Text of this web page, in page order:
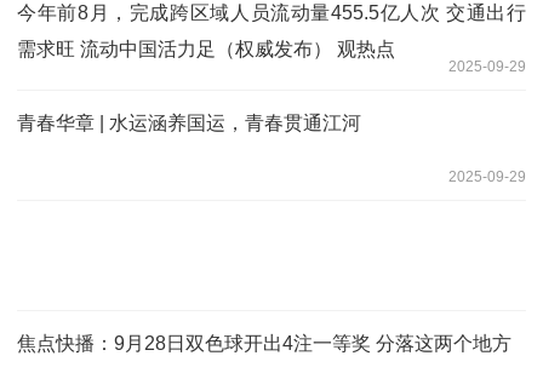
今年前8月，完成跨区域人员流动量455.5亿人次 交通出行
需求旺 流动中国活力足（权威发布） 观热点
2025-09-29
青春华章 | 水运涵养国运，青春贯通江河
2025-09-29
焦点快播：9月28日双色球开出4注一等奖 分落这两个地方